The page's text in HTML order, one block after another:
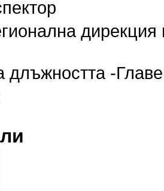
длъжността -